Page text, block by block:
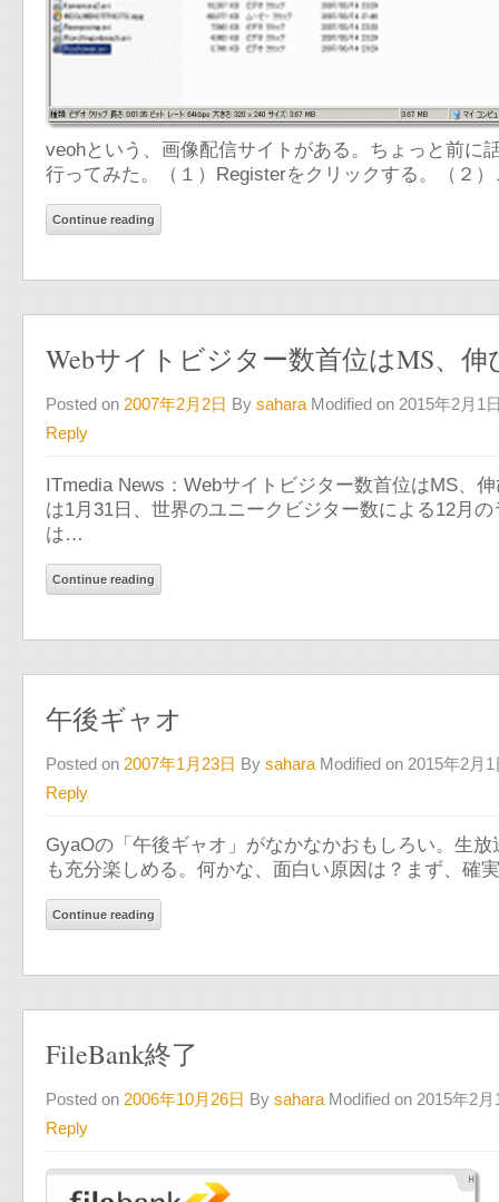
veohという、画像配信サイトがある。ちょっと前に
行ってみた。（１）Registerをクリックする。（２
Continue reading
Webサイトビジター数首位はMS、
Posted on 2007年2月2日 By sahara Modified on 2015年2月1
Reply
ITmedia News：Webサイトビジター数首位はMS、
は1月31日、世界のユニークビジター数による12月
は…
Continue reading
午後ギャオ
Posted on 2007年1月23日 By sahara Modified on 2015年2月1
Reply
GyaOの「午後ギャオ」がなかなかおもしろい。生
も充分楽しめる。何かな、面白い原因は？まず、
Continue reading
FileBank終了
Posted on 2006年10月26日 By sahara Modified on 2015年2月
Reply